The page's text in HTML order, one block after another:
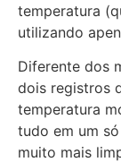
temperatura
utilizando
Diferente dos
dois registros
temperatura
tudo em um
muito mais